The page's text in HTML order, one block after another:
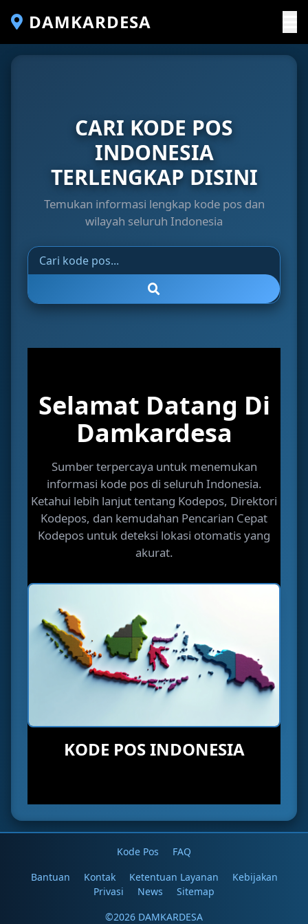
DAMKARDESA
CARI KODE POS
INDONESIA
TERLENGKAP DISINI
Temukan informasi lengkap kode pos dan
wilayah seluruh Indonesia
Selamat Datang Di
Damkardesa
Sumber terpercaya untuk menemukan
informasi kode pos di seluruh Indonesia.
Ketahui lebih lanjut tentang Kodepos, Direktori
Kodepos, dan kemudahan Pencarian Cepat
Kodepos untuk deteksi lokasi otomatis yang
akurat.
KODE POS INDONESIA
Kode Pos
FAQ
Bantuan
Kontak Ketentuan Layanan
Kebijakan
Privasi
News
Sitemap
©2026 DAMKARDESA